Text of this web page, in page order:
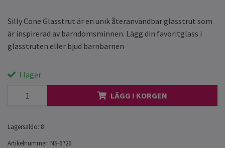
Silly Cone Glasstrut är en unik återanvändbar glasstrut som
är inspirerad av barndomsminnen. Lägg din favoritglass i
glasstruten eller bjud barnbarnen
I lager
LÄGG I KORGEN
Lagersaldo: 8
Artikelnummer: NS-6726